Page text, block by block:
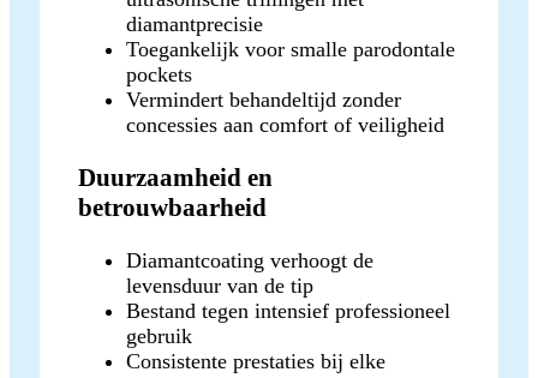
diamantprecisie
Toegankelijk voor smalle parodontale
pockets
Vermindert behandeltijd zonder
concessies aan comfort of veiligheid
Duurzaamheid en
betrouwbaarheid
Diamantcoating verhoogt de
levensduur van de tip
Bestand tegen intensief professioneel
gebruik
Consistente prestaties bij elke